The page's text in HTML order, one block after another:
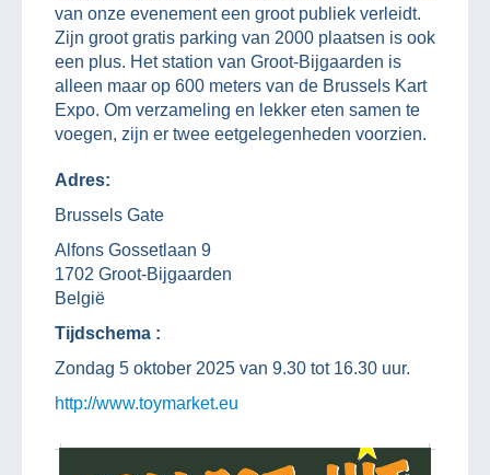
van onze evenement een groot publiek verleidt.
Zijn groot gratis parking van 2000 plaatsen is ook
een plus. Het station van Groot-Bijgaarden is
alleen maar op 600 meters van de Brussels Kart
Expo. Om verzameling en lekker eten samen te
voegen, zijn er twee eetgelegenheden voorzien.
Adres:
Brussels Gate
Alfons Gossetlaan 9
1702 Groot-Bijgaarden
België
Tijdschema :
Zondag 5 oktober 2025 van 9.30 tot 16.30 uur.
http://www.toymarket.eu